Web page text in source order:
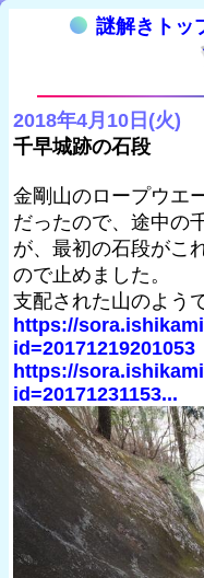
謎解きトッ
2018年4月10日(火)
千早城跡の石段
金剛山のロープウエ
だったので、途中の
が、最初の石段がこ
ので止めました。
支配された山のよう
https://
id=20171219201053
https://
id=20171231153...